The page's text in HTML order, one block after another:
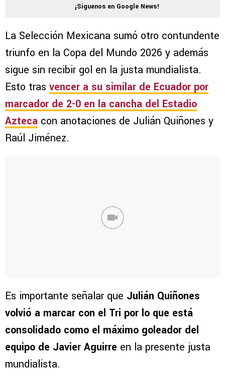
¡Síguenos en Google News!
La Selección Mexicana sumó otro contundente
triunfo en la Copa del Mundo 2026 y además
sigue sin recibir gol en la justa mundialista.
Esto tras vencer a su similar de Ecuador por
marcador de 2-0 en la cancha del Estadio
Azteca con anotaciones de Julián Quiñones y
Raúl Jiménez.
Es importante señalar que Julián Quiñones
volvió a marcar con el Tri por lo que está
consolidado como el máximo goleador del
equipo de Javier Aguirre en la presente justa
mundialista.